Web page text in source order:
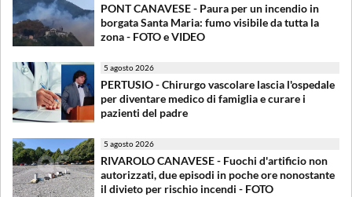
PONT CANAVESE - Paura per un incendio in
borgata Santa Maria: fumo visibile da tutta la
zona - FOTO e VIDEO
5 agosto 2026
PERTUSIO - Chirurgo vascolare lascia l'ospedale
per diventare medico di famiglia e curare i
pazienti del padre
5 agosto 2026
RIVAROLO CANAVESE - Fuochi d'artificio non
autorizzati, due episodi in poche ore nonostante
il divieto per rischio incendi - FOTO